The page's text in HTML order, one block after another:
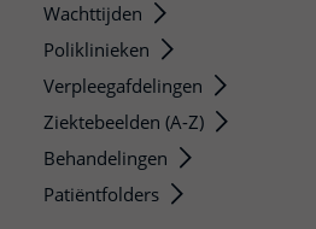
Wachttijden
Poliklinieken
Verpleegafdelingen
Ziektebeelden (A-Z)
Behandelingen
Patiëntfolders